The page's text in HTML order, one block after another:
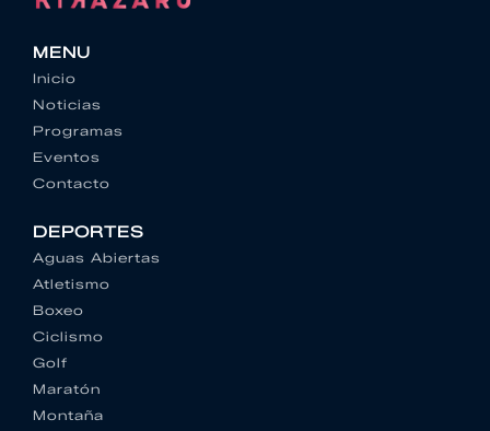
MENU
Inicio
Noticias
Programas
Eventos
Contacto
DEPORTES
Aguas Abiertas
Atletismo
Boxeo
Ciclismo
Golf
Maratón
Montaña